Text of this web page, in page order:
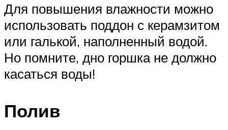
Для повышения влажности можно
использовать поддон с керамзитом
или галькой, наполненный водой.
Но помните, дно горшка не должно
касаться воды!
Полив